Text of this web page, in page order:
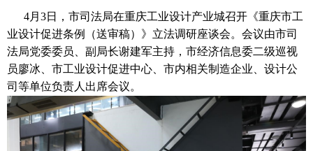
4月3日，市司法局在重庆工业设计产业城召开《重庆市工
业设计促进条例（送审稿）》立法调研座谈会。会议由市司
法局党委委员、副局长谢建军主持，市经济信息委二级巡视
员廖冰、市工业设计促进中心、市内相关制造企业、设计公
司等单位负责人出席会议。